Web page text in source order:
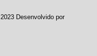
2023 Desenvolvido por